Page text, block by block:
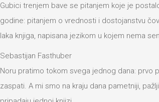
Gubici trenjem bave se pitanjem koje je
godine: pitanjem o vrednosti i dostojanstvu
laka knjiga, napisana jezikom u kojem nema
Sebastijan Fasthuber
Noru pratimo tokom svega jednog dana: prvo
zaspati. A mi smo na kraju dana pametniji,